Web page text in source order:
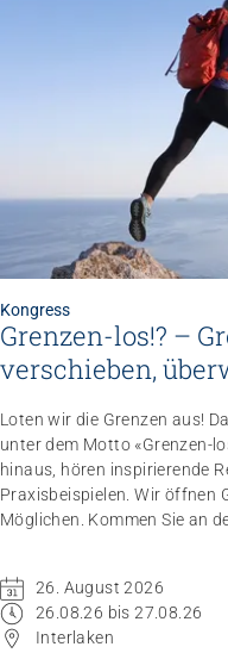
Kongress
Grenzen-los!? –
verschieben,
Loten wir die Grenzen aus!
unter dem Motto «Grenzen-
hinaus, hören inspirierende
Praxisbeispielen. Wir öffnen
Möglichen. Kommen Sie an
26. August 2026
26.08.26 bis 27.08.26
Interlaken